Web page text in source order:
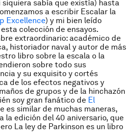
siquiera sabía que existía) hasta
a escribir Escalar la
Excellence) y mi bien leído
colección de ensayos.
extraordinario: académico de
historiador naval y autor de más
libro sobre la escala o la
sobre todo sus
y su exquisito y cortés
de los efectos negativos y
de grupos y de la hinchazón
soy gran fanático de El
es similar de muchas maneras,
la edición del 40 aniversario, que
La ley de Parkinson es un libro